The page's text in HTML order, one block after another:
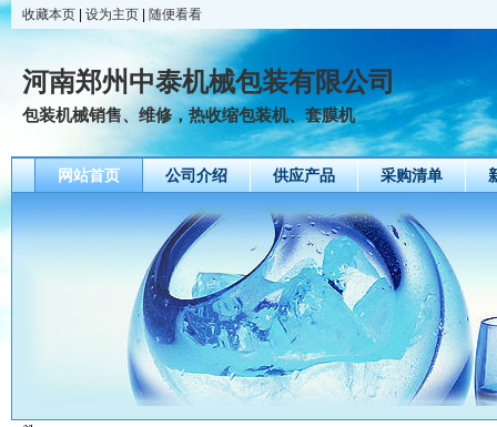
收藏本页 设为主页 随便看看
河南郑州中泰机械包装有限公司
包装机械销售、维修，热收缩包装机、套膜机
网站首页 公司介绍 供应产品 采购清单